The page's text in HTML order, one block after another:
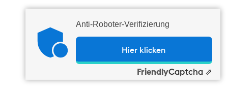
Anti-Roboter-Verifizierung
Hier klicken
FriendlyCaptcha ⇗